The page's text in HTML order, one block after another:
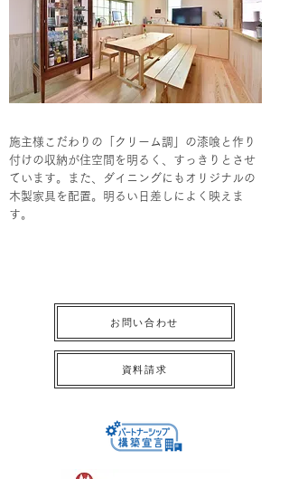
施主様こだわりの「クリーム調」の漆喰と作り
付けの収納が住空間を明るく、すっきりとさせ
ています。また、ダイニングにもオリジナルの
木製家具を配置。明るい日差しによく映えま
す。
お問い合わせ
資料請求